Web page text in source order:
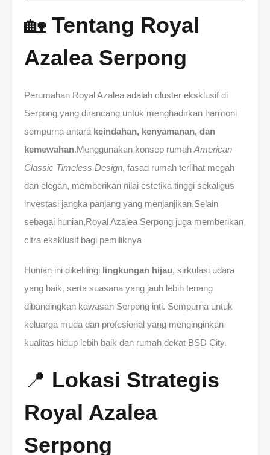
🏡 Tentang Royal
Azalea Serpong
Perumahan Royal Azalea adalah cluster eksklusif di
Serpong yang dirancang untuk menghadirkan harmoni
sempurna antara keindahan, kenyamanan, dan
kemewahan.Menggunakan konsep rumah American
Classic Timeless Design, fasad rumah terlihat megah
dan elegan, memberikan nilai estetika tinggi sekaligus
investasi jangka panjang yang menjanjikan.Selain
sebagai hunian,Royal Azalea Serpong juga memberikan
citra eksklusif bagi pemiliknya
Hunian ini dikelilingi lingkungan hijau, sirkulasi udara
yang baik, serta suasana yang jauh lebih tenang
dibandingkan kawasan Serpong inti. Sempurna untuk
keluarga muda dan profesional yang menginginkan
kualitas hidup lebih baik dan rumah dekat BSD City.
📍 Lokasi Strategis
Royal Azalea
Serpong